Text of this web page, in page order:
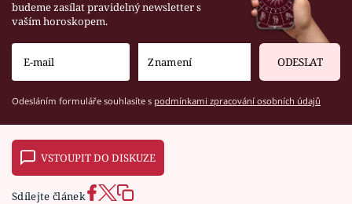
budeme zasílat pravidelný newsletter s
vaším horoskopem.
ODESLAT
Odesláním formuláře souhlasíte s podmínkami zpracování osobních údajů
VSTOUPIT DO DISKUZE
Sdílejte článek